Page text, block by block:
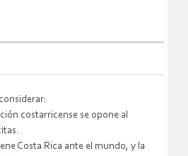
costarricense se opone al
Costa Rica ante el mundo, y la